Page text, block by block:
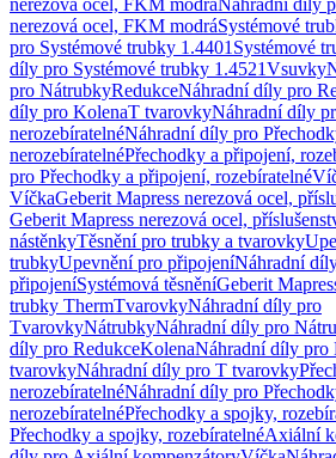
nerezová ocel, FKM modráNáhradní díly
nerezová ocel, FKM modráSystémové
pro Systémové trubky 1.4401 Systémové
díly pro Systémové trubky 1.4521Vsuvky
pro NátrubkyRedukceNáhradní díly pro
díly pro KolenaT tvarovkyNáhradní díly
nerozebíratelnéNáhradní díly pro
nerozebíratelnéPřechodky a připojení,
pro Přechodky a připojení, rozebíratelné
VíčkaGeberit Mapress nerezová ocel,
Geberit Mapress nerezová ocel,
nástěnkyTěsnění pro trubky a tvarovky
trubkyUpevnění pro připojeníNáhradní
připojeníSystémová těsněníGeberit
trubky ThermTvarovkyNáhradní díly pro
TvarovkyNátrubkyNáhradní díly pro
díly pro RedukceKolenaNáhradní díly pro
tvarovkyNáhradní díly pro T tvarovky
nerozebíratelnéNáhradní díly pro
nerozebíratelnéPřechodky a spojky,
Přechodky a spojky, rozebíratelnéAxiální